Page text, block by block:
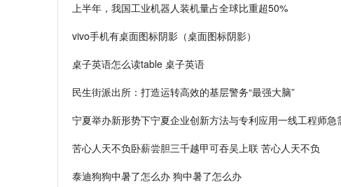
上半年，我国工业机器人装机量占全球比重超50%
vivo手机有桌面图标阴影（桌面图标阴影）
桌子英语怎么读table 桌子英语
民生街派出所：打造运转高效的基层警务“最强大脑”
宁夏举办新形势下宁夏企业创新方法与专利应用一线工程师急
苦心人天不负卧薪尝胆三千越甲可吞吴上联 苦心人天不负
泰迪狗狗中暑了怎么办 狗中暑了怎么办